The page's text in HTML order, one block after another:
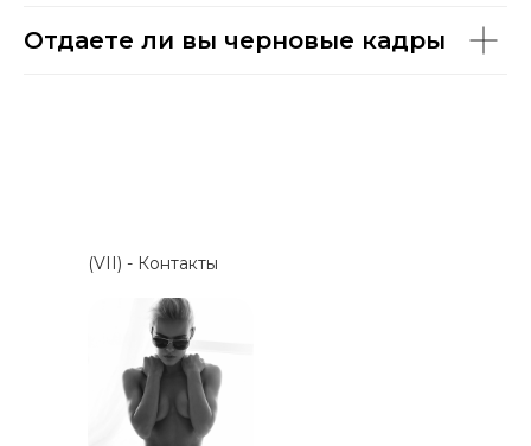
Отдаете ли вы черновые кадры
(VII) - Контакты